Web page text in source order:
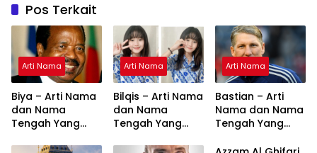
Pos Terkait
Arti Nama
Biya – Arti Nama
dan Nama
Tengah Yang
Arti Nama
Bilqis – Arti Nama
dan Nama
Tengah Yang
Arti Nama
Bastian – Arti
Nama dan Nama
Tengah Yang